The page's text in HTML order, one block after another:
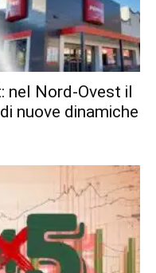
nel Nord-Ovest il
nuove dinamiche